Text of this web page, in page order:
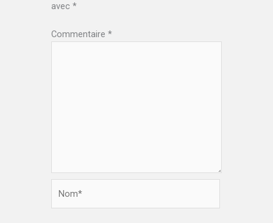
avec *
Commentaire *